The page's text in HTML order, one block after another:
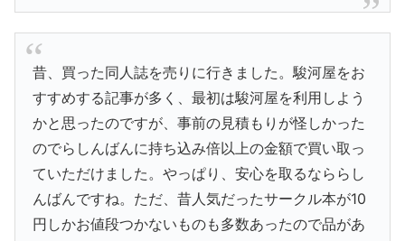
昔、買った同人誌を売りに行きました。駿河屋をお
すすめする記事が多く、最初は駿河屋を利用しよう
かと思ったのですが、事前の見積もりが怪しかった
のでらしんばんに持ち込み倍以上の金額で買い取っ
ていただけました。やっぱり、安心を取るなららし
んばんですね。ただ、昔人気だったサークル本が10
円しかお値段つかないものも多数あったので品があ